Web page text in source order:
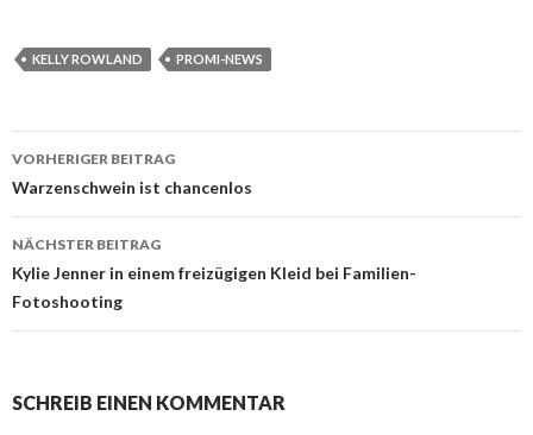
KELLY ROWLAND PROMI-NEWS
Beitragsnavigation
VORHERIGER BEITRAG
Warzenschwein ist chancenlos
NÄCHSTER BEITRAG
Kylie Jenner in einem freizügigen Kleid bei Familien-
Fotoshooting
SCHREIB EINEN KOMMENTAR